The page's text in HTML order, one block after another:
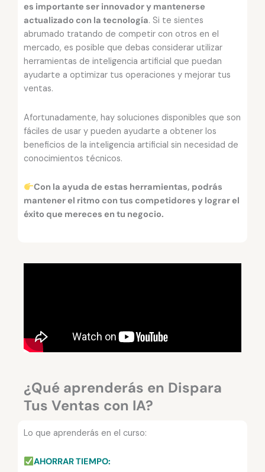
es importante ser innovador y mantenerse
actualizado con la tecnología. Si te sientes
abrumado tratando de competir con otros en el
mercado, es posible que debas considerar utilizar
herramientas de inteligencia artificial que puedan
ayudarte a optimizar tus operaciones y mejorar tus
ventas.
Afortunadamente, hay soluciones disponibles que son
fáciles de usar y pueden ayudarte a obtener los
beneficios de la inteligencia artificial sin necesidad de
conocimientos técnicos.
Con la ayuda de estas herramientas, podrás
mantener el ritmo con tus competidores y lograr el
éxito que mereces en tu negocio.
¿Qué aprenderás en Dispara
Tus Ventas con IA?
Lo que aprenderás en el curso:
AHORRAR TIEMPO: